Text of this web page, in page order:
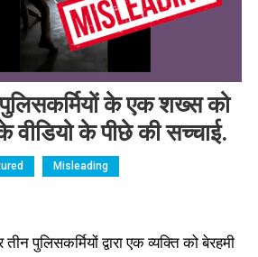
के एक शख्स को
वीडियो के पीछे की सच्चाई.
Misleading
पुलिसकर्मियों द्वारा एक व्यक्ति को बेरहमी